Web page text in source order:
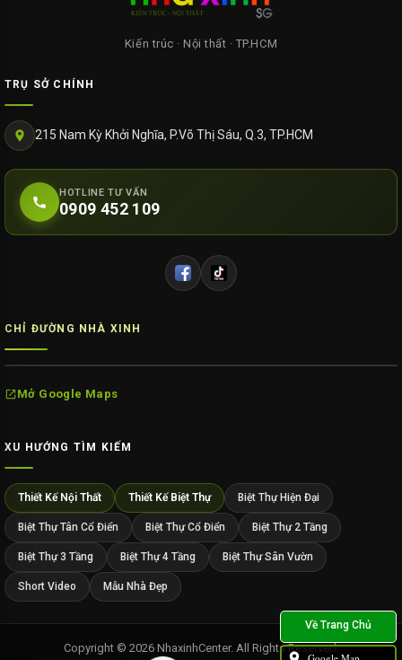
Kiến trúc · Nội thất · TP.HCM
TRỤ SỞ CHÍNH
215 Nam Kỳ Khởi Nghĩa, P.Võ Thị Sáu, Q.3, TP.HCM
HOTLINE TƯ VẤN
0909 452 109
CHỈ ĐƯỜNG NHÀ XINH
Mở Google Maps
XU HƯỚNG TÌM KIẾM
Thiết Kế Nội Thất Thiết Kế Biệt Thự Biệt Thự Hiện Đại
Biệt Thự Tân Cổ Điển Biệt Thự Cổ Điển Biệt Thự 2 Tầng
Biệt Thự 3 Tầng Biệt Thự 4 Tầng Biệt Thự Sân Vườn
Short Video Mẫu Nhà Đẹp
Copyright © 2026 NhaxinhCenter. All Rights Reserved.